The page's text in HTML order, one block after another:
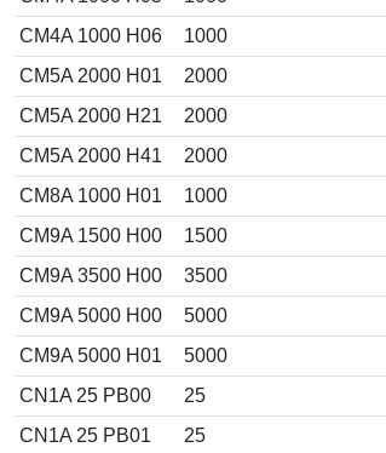
CM4A 1000 H06
1000
CM5A 2000 H01
2000
CM5A 2000 H21
2000
CM5A 2000 H41
2000
CM8A 1000 H01
1000
CM9A 1500 H00
1500
CM9A 3500 H00
3500
CM9A 5000 H00
5000
CM9A 5000 H01
5000
CN1A 25 PB00
25
CN1A 25 PB01
25